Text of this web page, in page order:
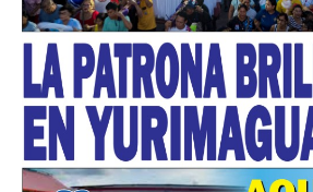
━ Planes